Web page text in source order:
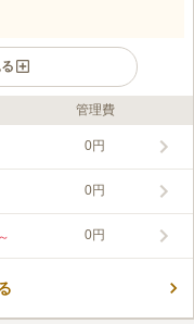
供に負担をかけたくないと
寺院ですが、宗派に限らず
ができます。
で、お供え物も駅前で購入
除してくださっているそう
管理費
0円
0円
0円